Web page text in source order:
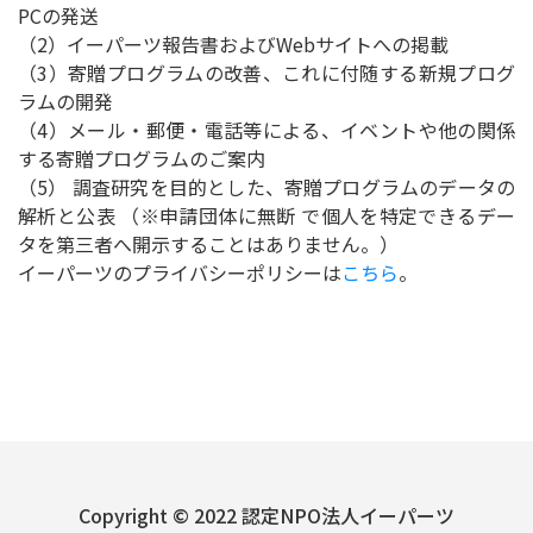
PCの発送
（2）イーパーツ報告書およびWebサイトへの掲載
（3）寄贈プログラムの改善、これに付随する新規プログ
ラムの開発
（4）メール・郵便・電話等による、イベントや他の関係
する寄贈プログラムのご案内
（5） 調査研究を目的とした、寄贈プログラムのデータの
解析と公表 （※申請団体に無断 で個人を特定できるデー
タを第三者へ開示することはありません。）
イーパーツのプライバシーポリシーはこちら。
Copyright © 2022 認定NPO法人イーパーツ